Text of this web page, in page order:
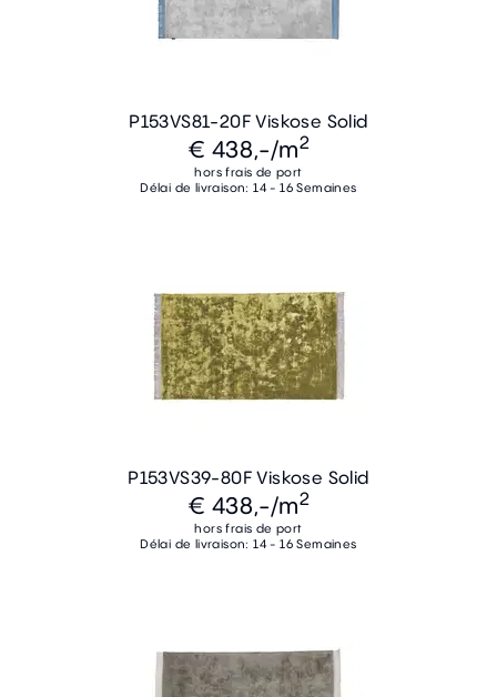
P153VS81-20F Viskose Solid
€ 438,-/m2
hors frais de port
Délai de livraison: 14 - 16 Semaines
P153VS39-80F Viskose Solid
€ 438,-/m2
hors frais de port
Délai de livraison: 14 - 16 Semaines